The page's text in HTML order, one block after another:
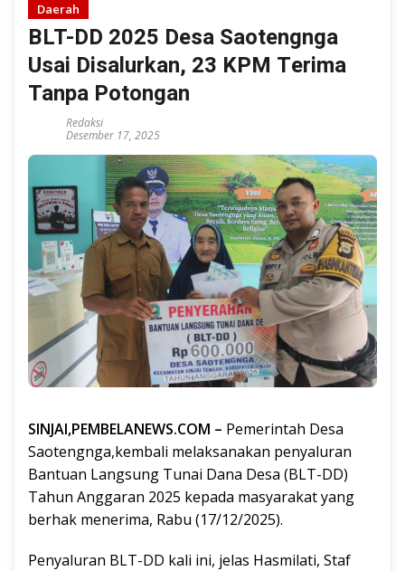
Daerah
BLT-DD 2025 Desa Saotengnga
Usai Disalurkan, 23 KPM Terima
Tanpa Potongan
Redaksi
Desember 17, 2025
SINJAI,PEMBELANEWS.COM – Pemerintah Desa
Saotengnga,kembali melaksanakan penyaluran
Bantuan Langsung Tunai Dana Desa (BLT-DD)
Tahun Anggaran 2025 kepada masyarakat yang
berhak menerima, Rabu (17/12/2025).
Penyaluran BLT-DD kali ini, jelas Hasmilati, Staf